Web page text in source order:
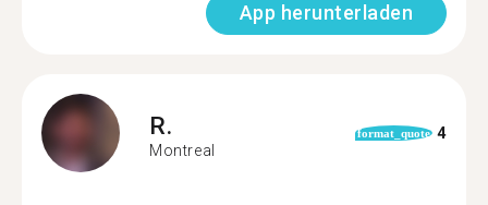
App herunterladen
R.
Montreal
format_quote 4